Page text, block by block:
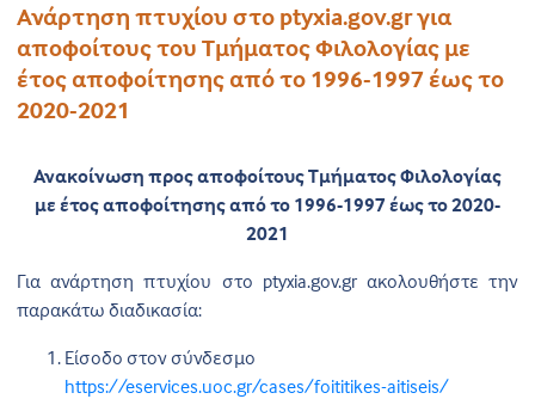
Ανάρτηση πτυχίου στο ptyxia.gov.gr για
αποφοίτους του Τμήματος Φιλολογίας με
έτος αποφοίτησης από το 1996-1997 έως το
2020-2021
Ανακοίνωση προς αποφοίτους Τμήματος Φιλολογίας
με έτος αποφοίτησης από το 1996-1997 έως το 2020-
2021
Για ανάρτηση πτυχίου στο ptyxia.gov.gr ακολουθήστε την
παρακάτω διαδικασία:
Είσοδο στον σύνδεσμο
https://eservices.uoc.gr/cases/foititikes-aitiseis/